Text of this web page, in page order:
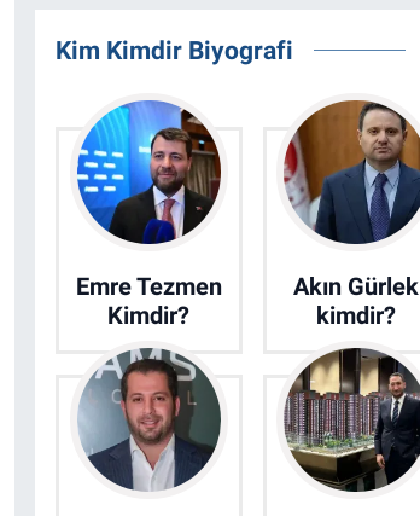
Kim Kimdir Biyografi
Emre Tezmen
Kimdir?
Akın Gürlek
kimdir?